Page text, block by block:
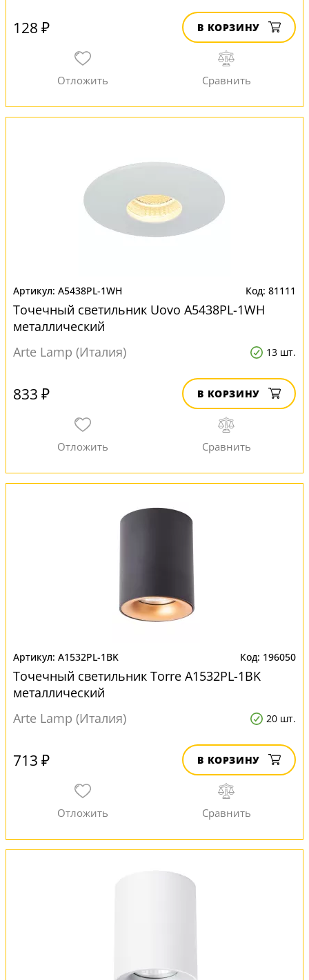
128 ₽ В КОРЗИНУ
A5438PL-1WH 81111
Точечный светильник Uovo A5438PL-1WH
металлический
Arte Lamp (Италия)
13 шт.
833 ₽ В КОРЗИНУ
A1532PL-1BK 196050
Точечный светильник Torre A1532PL-1BK
металлический
Arte Lamp (Италия)
20 шт.
713 ₽ В КОРЗИНУ